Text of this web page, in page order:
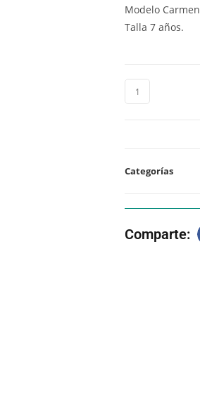
Modelo Carmen
Talla 7 años.
Categorías
Comparte: